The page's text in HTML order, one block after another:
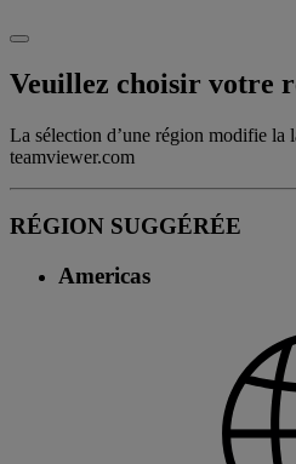
Veuillez choisir votre
La sélection d’une région modifie la
teamviewer.com
RÉGION SUGGÉRÉE
Americas